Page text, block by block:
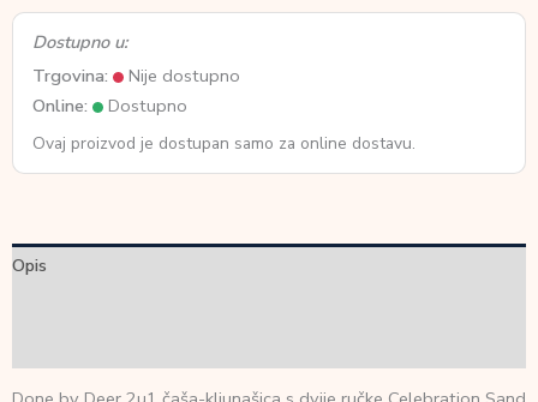
Dostupno u:
Trgovina:
Nije dostupno
Online:
Dostupno
Ovaj proizvod je dostupan samo za online dostavu.
Opis